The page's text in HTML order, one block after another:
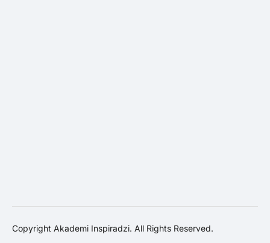
Copyright Akademi Inspiradzi. All Rights Reserved.